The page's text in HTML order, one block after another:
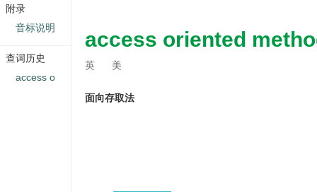
access oriented
英 美
面向存取法
附录
音标说明
查词历史
access o